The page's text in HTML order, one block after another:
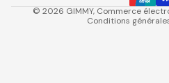
© 2026 GIMMY, Commerce
Conditions